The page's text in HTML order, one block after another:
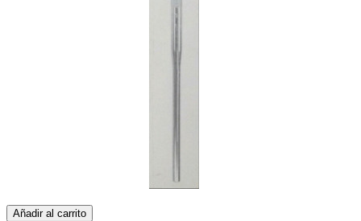
Añadir al carrito